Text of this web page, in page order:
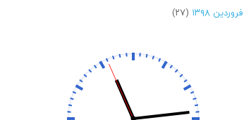
فروردین ۱۳۹۸
(۲۷)